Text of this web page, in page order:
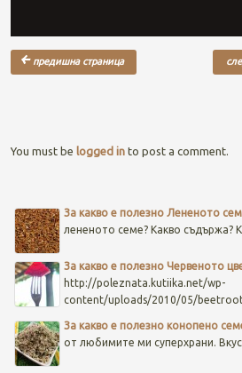
Post navigation
You must be logged into post a comment.
За какво е полезно Лененото
лененото семе? Какво съдържа?
За какво е полезно Червеното
http://poleznata.kutiika.net/wp-
content/uploads/2010/05/
За какво е полезно конопено
от любимите ми суперхрани.